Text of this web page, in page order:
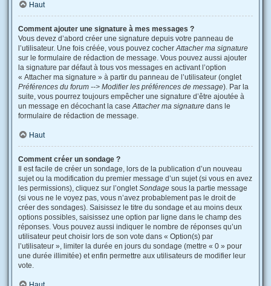
Haut
Comment ajouter une signature à mes messages ?
Vous devez d’abord créer une signature depuis votre panneau de
l’utilisateur. Une fois créée, vous pouvez cocherAttacher ma signature
sur le formulaire de rédaction de message. Vous pouvez aussi ajouter
la signature par défaut à tous vos messages en activant l’option
« Attacher ma signature » à partir du panneau de l’utilisateur (onglet
Préférences du forum --> Modifier les préférences de message). Par la
suite, vous pourrez toujours empêcher une signature d’être ajoutée à
un message en décochant la caseAttacher ma signature dans le
formulaire de rédaction de message.
Haut
Comment créer un sondage ?
Il est facile de créer un sondage, lors de la publication d’un nouveau
sujet ou la modification du premier message d’un sujet (si vous en avez
les permissions), cliquez sur l’ongletSondage sous la partie message
(si vous ne le voyez pas, vous n’avez probablement pas le droit de
créer des sondages). Saisissez le titre du sondage et au moins deux
options possibles, saisissez une option par ligne dans le champ des
réponses. Vous pouvez aussi indiquer le nombre de réponses qu’un
utilisateur peut choisir lors de son vote dans « Option(s) par
l’utilisateur », limiter la durée en jours du sondage (mettre « 0 » pour
une durée illimitée) et enfin permettre aux utilisateurs de modifier leur
vote.